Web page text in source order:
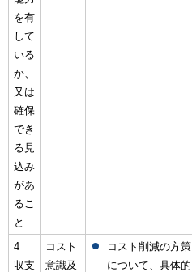
を有
して
いる
か、
又は
確保
でき
る見
込み
があ
るこ
と
4
収支
コスト
意識及
コスト削減の方策
について、具体的